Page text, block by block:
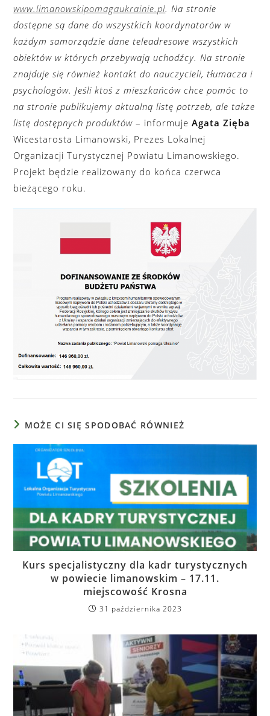
www.limanowskipomagaukrainie.pl. Na stronie
dostępne są dane do wszystkich koordynatorów w
każdym samorządzie dane teleadresowe wszystkich
obiektów w których przebywają uchodźcy. Na stronie
znajduje się również kontakt do nauczycieli, tłumacza i
psychologów. Jeśli ktoś z mieszkańców chce pomóc to
na stronie publikujemy aktualną listę potrzeb, ale także
listę dostępnych produktów – informujeAgata Zięba
Wicestarosta Limanowski, Prezes Lokalnej
Organizacji Turystycznej Powiatu Limanowskiego.
Projekt będzie realizowany do końca czerwca
bieżącego roku.
MOŻE CI SIĘ SPODOBAĆ RÓWNIEŻ
Kurs specjalistyczny dla kadr turystycznych
w powiecie limanowskim – 17.11.
miejscowość Krosna
31 października 2023